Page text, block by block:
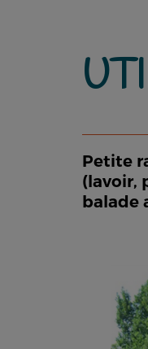
Petite
(lavoir,
balade